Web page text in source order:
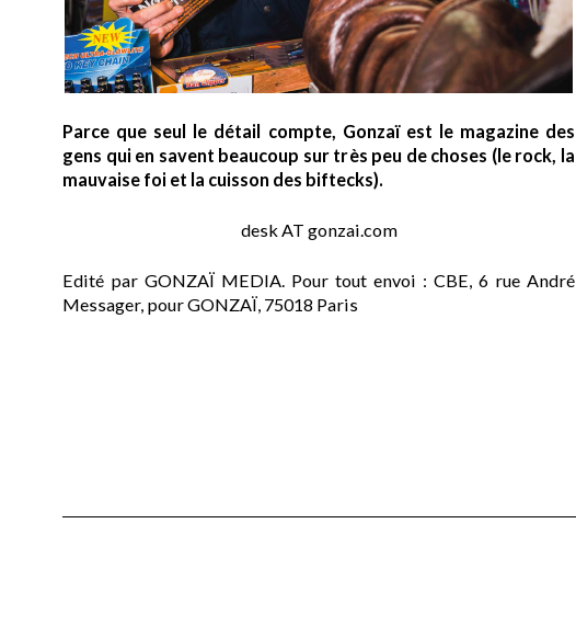
Parce que seul le détail compte, Gonzaï est le magazine des
gens qui en savent beaucoup sur très peu de choses (le rock, la
mauvaise foi et la cuisson des biftecks).
desk AT gonzai.com
Edité par GONZAÏ MEDIA. Pour tout envoi : CBE, 6 rue André
Messager, pour GONZAÏ, 75018 Paris